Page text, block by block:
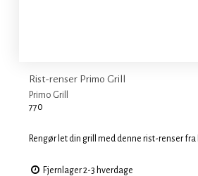
Rist-renser Primo Grill
Primo Grill
770
Rengør let din grill med denne rist-renser fra
Fjernlager 2-3 hverdage